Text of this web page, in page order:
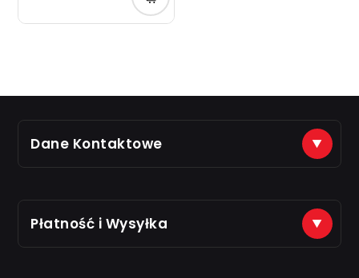
Dane Kontaktowe
(+48) 888 561 463
na e-maile odpisujemy od 8.00 do 16.00
Płatność i Wysyłka